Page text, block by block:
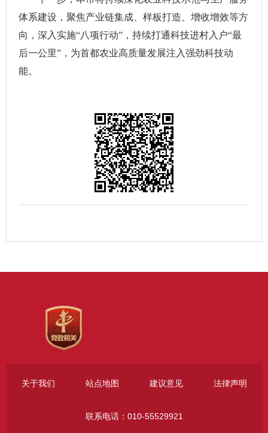
体系建设，聚焦产业链集成、样板打造、增收增效等方
向，深入实施“八项行动”，持续打通科技进村入户“最
后一公里”，为首都农业高质量发展注入强劲科技动
能。
关于我们 站点地图 建议意见 法律声明
联系电话：010-55529921